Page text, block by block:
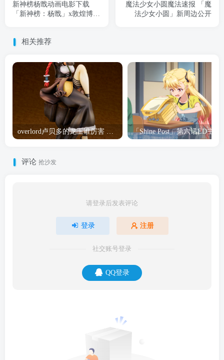
新神榜杨戬动画电影下载
「新神榜：杨戬」x敦煌博物
魔法少女小圆魔法速报 「魔
法少女小圆」新周边公开
相关推荐
overlord卢贝多的龙王谁厉害 「Overlord」露普斯蕾琪娜·贝塔手办开订
评论 抢沙发
请登录后发表评论
登录 注册
社交账号登录
QQ登录